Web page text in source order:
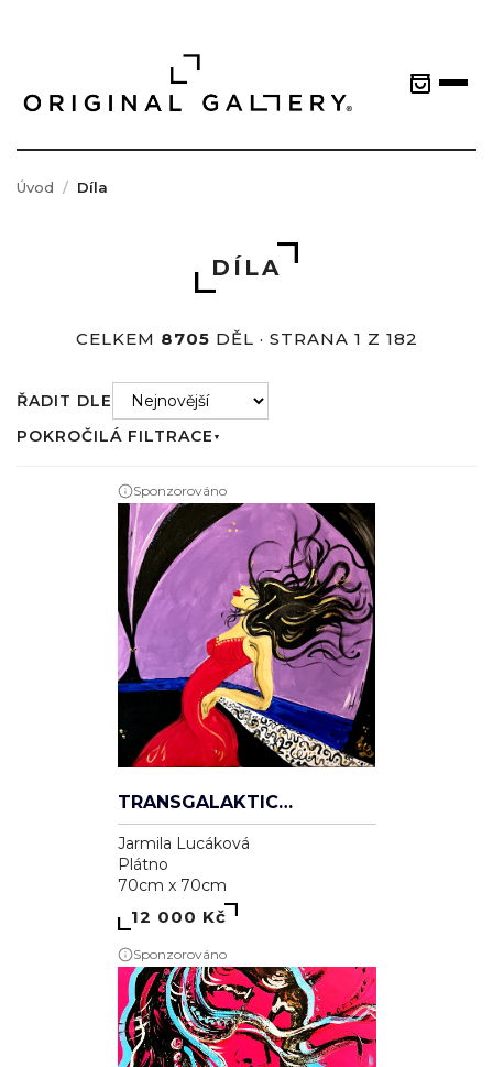
Úvod Díla
DÍLA
CELKEM 8705 DĚL · STRANA 1 Z 182
ŘADIT DLE
POKROČILÁ FILTRACE ▼
Sponzorováno
TRANSGALAKTICKÁ
Jarmila Lucáková
Plátno
70cm x 70cm
12 000 Kč
Sponzorováno